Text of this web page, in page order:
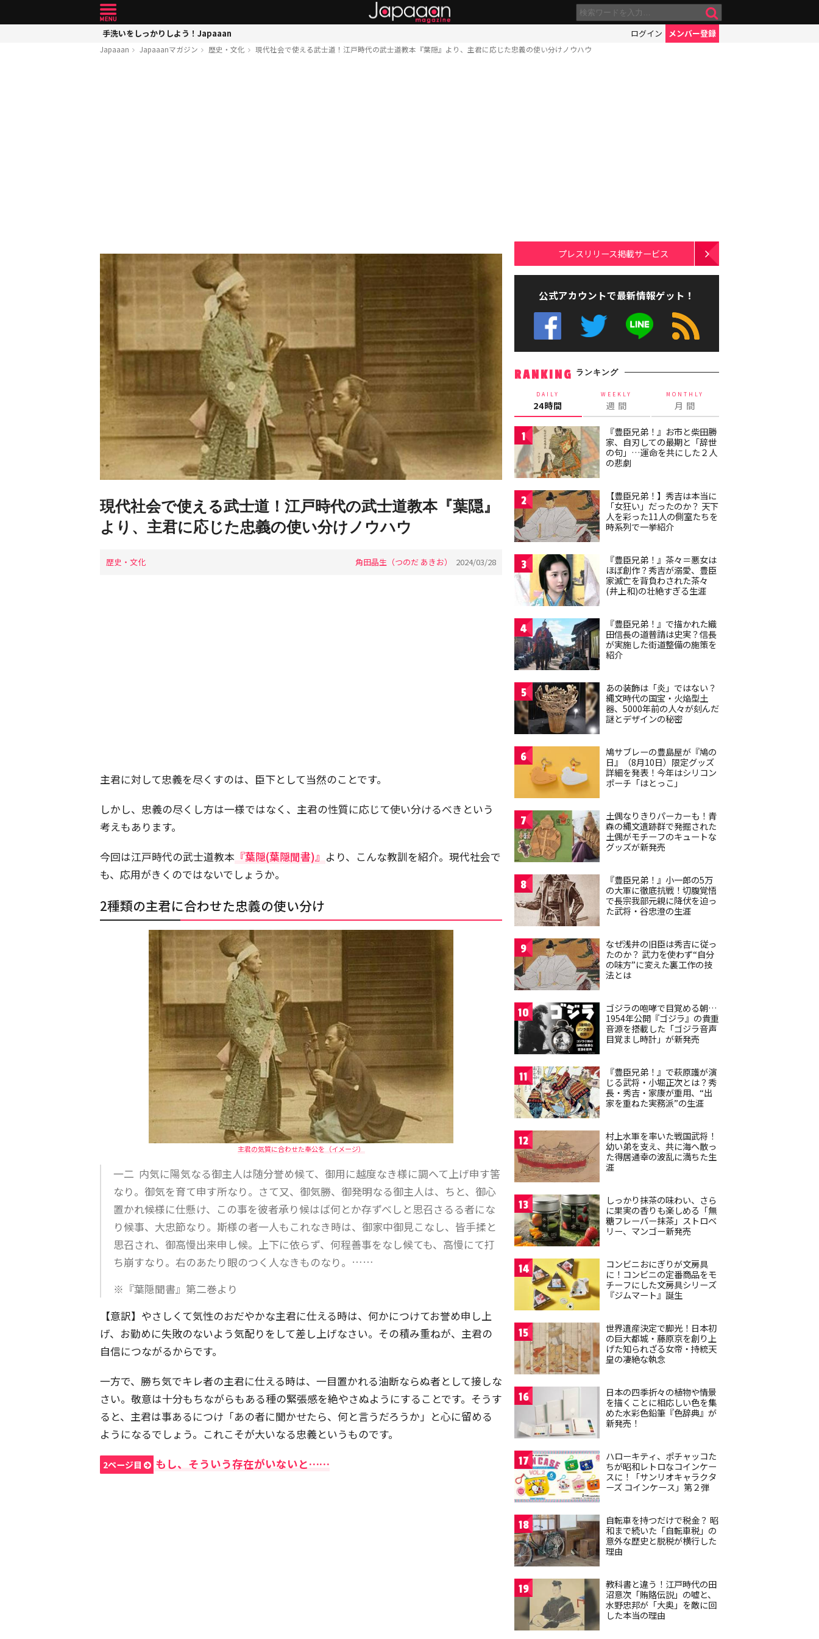
手洗いをしっかりしよう！Japaaan ログイン メンバー登録
Japaaan Japaaanマガジン 歴史・文化 現代社会で使える武士道！江戸時代の武士道教本『葉隠』より、主君に応じた忠義の使い分けノウハウ
現代社会で使える武士道！江戸時代の武士道教本『葉隠』
より、主君に応じた忠義の使い分けノウハウ
歴史・文化 角田晶生（つのだ あきお） 2024/03/28
主君に対して忠義を尽くすのは、臣下として当然のことです。
しかし、忠義の尽くし方は一様ではなく、主君の性質に応じて使い分けるべきという
考えもあります。
今回は江戸時代の武士道教本 『葉隠(葉隠聞書)』 より、こんな教訓を紹介。現代社会で
も、応用がきくのではないでしょうか。
2種類の主君に合わせた忠義の使い分け
主君の気質に合わせた奉公を（イメージ）
一二 内気に陽気なる御主人は随分誉め候て、御用に越度なき様に調へて上げ申す筈
なり。御気を育て申す所なり。さて又、御気勝、御発明なる御主人は、ちと、御心
置かれ候様に仕懸け、この事を彼者承り候はば何とか存ずべしと思召さるる者にな
り候事、大忠節なり。斯様の者一人もこれなき時は、御家中御見こなし、皆手揉と
思召され、御高慢出来申し候。上下に依らず、何程善事をなし候ても、高慢にて打
ち崩すなり。右のあたり眼のつく人なきものなり。……
※『葉隠聞書』第二巻より
【意訳】やさしくて気性のおだやかな主君に仕える時は、何かにつけてお誉め申し上
げ、お勤めに失敗のないよう気配りをして差し上げなさい。その積み重ねが、主君の
自信につながるからです。
一方で、勝ち気でキレ者の主君に仕える時は、一目置かれる油断ならぬ者として接しな
さい。敬意は十分もちながらもある種の緊張感を絶やさぬようにすることです。そうす
ると、主君は事あるにつけ「あの者に聞かせたら、何と言うだろうか」と心に留める
ようになるでしょう。これこそが大いなる忠義というものです。
2ページ目 もし、そういう存在がいないと……
プレスリリース掲載サービス
公式アカウントで最新情報ゲット！
RANKING ランキング
DAILY
24時間
WEEKLY
週 間
MONTHLY
月 間
1
『豊臣兄弟！』お市と柴田勝
家、自刃しての最期と「辞世
の句」…運命を共にした２人
の悲劇
2
【豊臣兄弟！】秀吉は本当に
「女狂い」だったのか？ 天下
人を彩った11人の側室たちを
時系列で一挙紹介
3
『豊臣兄弟！』茶々＝悪女は
ほぼ創作？秀吉が溺愛、豊臣
家滅亡を背負わされた茶々
(井上和)の壮絶すぎる生涯
4
『豊臣兄弟！』で描かれた織
田信長の道普請は史実？信長
が実施した街道整備の施策を
紹介
5
あの装飾は「炎」ではない？
縄文時代の国宝・火焔型土
器、5000年前の人々が刻んだ
謎とデザインの秘密
6
鳩サブレーの豊島屋が『鳩の
日』（8月10日）限定グッズ
詳細を発表！今年はシリコン
ポーチ「はとっこ」
7
土偶なりきりパーカーも！青
森の縄文遺跡群で発掘された
土偶がモチーフのキュートな
グッズが新発売
8
『豊臣兄弟！』小一郎の5万
の大軍に徹底抗戦！切腹覚悟
で長宗我部元親に降伏を迫っ
た武将・谷忠澄の生涯
9
なぜ浅井の旧臣は秀吉に従っ
たのか？ 武力を使わず“自分
の味方”に変えた裏工作の技
法とは
10
ゴジラの咆哮で目覚める朝…
1954年公開『ゴジラ』の貴重
音源を搭載した「ゴジラ音声
目覚まし時計」が新発売
11
『豊臣兄弟！』で萩原護が演
じる武将・小堀正次とは？秀
長・秀吉・家康が重用、“出
家を重ねた実務派”の生涯
12
村上水軍を率いた戦国武将！
幼い弟を支え、共に海へ散っ
た得居通幸の波乱に満ちた生
涯
13
しっかり抹茶の味わい、さら
に果実の香りも楽しめる「無
糖フレーバー抹茶」ストロベ
リー、マンゴー新発売
14
コンビニおにぎりが文房具
に！コンビニの定番商品をモ
チーフにした文房具シリーズ
『ジムマート』誕生
15
世界遺産決定で脚光！日本初
の巨大都城・藤原京を創り上
げた知られざる女帝・持統天
皇の凄絶な執念
16
日本の四季折々の植物や情景
を描くことに相応しい色を集
めた水彩色鉛筆『色辞典』が
新発売！
17
ハローキティ、ポチャッコた
ちが昭和レトロなコインケー
スに！「サンリオキャラクタ
ーズ コインケース」第２弾
18
自転車を持つだけで税金？ 昭
和まで続いた「自転車税」の
意外な歴史と脱税が横行した
理由
19
教科書と違う！江戸時代の田
沼意次「賄賂伝説」の嘘と、
水野忠邦が「大奥」を敵に回
した本当の理由